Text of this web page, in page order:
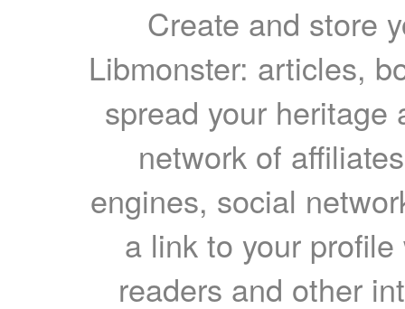
Create and store
Libmonster: articles,
spread your heritage
network of
engines, social
a link to your
readers and other